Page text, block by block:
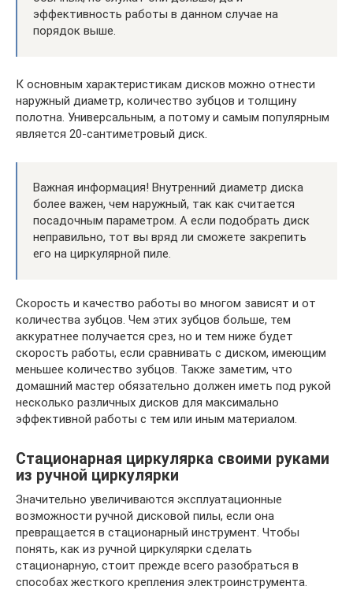
эффективность работы в данном случае на
порядок выше.
К основным характеристикам дисков можно отнести
наружный диаметр, количество зубцов и толщину
полотна. Универсальным, а потому и самым популярным
является 20-сантиметровый диск.
Важная информация! Внутренний диаметр диска
более важен, чем наружный, так как считается
посадочным параметром. А если подобрать диск
неправильно, тот вы вряд ли сможете закрепить
его на циркулярной пиле.
Скорость и качество работы во многом зависят и от
количества зубцов. Чем этих зубцов больше, тем
аккуратнее получается срез, но и тем ниже будет
скорость работы, если сравнивать с диском, имеющим
меньшее количество зубцов. Также заметим, что
домашний мастер обязательно должен иметь под рукой
несколько различных дисков для максимально
эффективной работы с тем или иным материалом.
Стационарная циркулярка своими руками
из ручной циркулярки
Значительно увеличиваются эксплуатационные
возможности ручной дисковой пилы, если она
превращается в стационарный инструмент. Чтобы
понять, как из ручной циркулярки сделать
стационарную, стоит прежде всего разобраться в
способах жесткого крепления электроинструмента.